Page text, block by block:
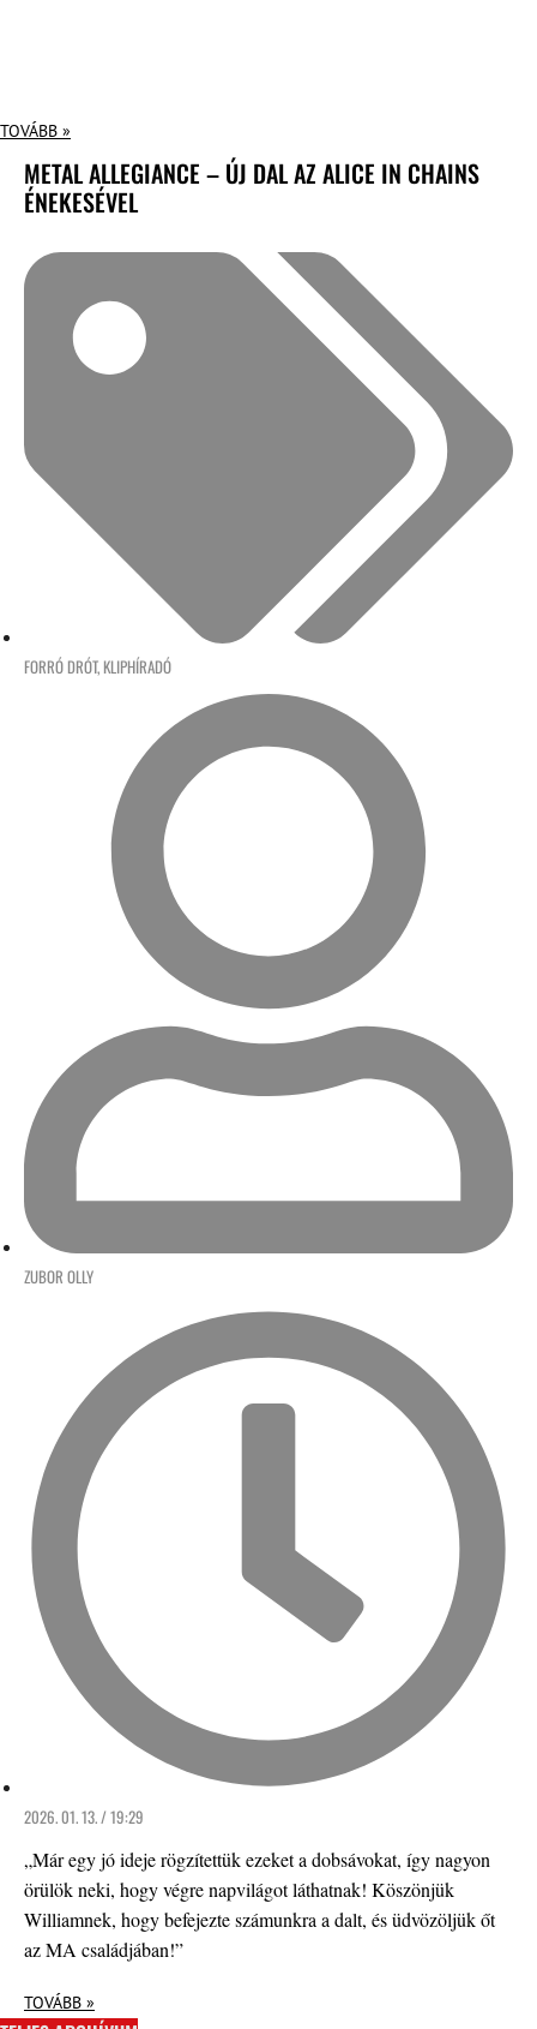
TOVÁBB »
METAL ALLEGIANCE – ÚJ DAL AZ ALICE IN CHAINS
ÉNEKESÉVEL
FORRÓ DRÓT, KLIPHÍRADÓ
ZUBOR OLLY
2026. 01. 13. / 19:29
„Már egy jó ideje rögzítettük ezeket a dobsávokat, így nagyon
örülök neki, hogy végre napvilágot láthatnak! Köszönjük
Williamnek, hogy befejezte számunkra a dalt, és üdvözöljük őt
az MA családjában!”
TOVÁBB »